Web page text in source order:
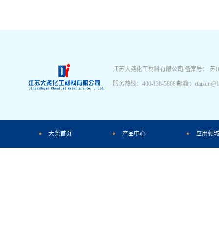
江苏大尧化工材料有限公司 备案号： 苏
服务热线：400-138-5868 邮箱：
大尧首页 产品中心 应用领域